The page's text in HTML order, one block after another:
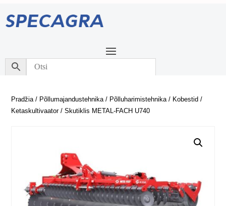
Pradžia/ Põllumajandustehnika/ Põlluharimistehnika/ Kobestid /
Ketaskultivaator/ Skutiklis METAL-FACH U740